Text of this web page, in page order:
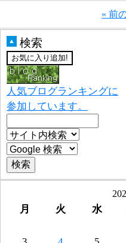
« 前
▲ 検索
人気ブログランキングに
参加しています。
月 火 水